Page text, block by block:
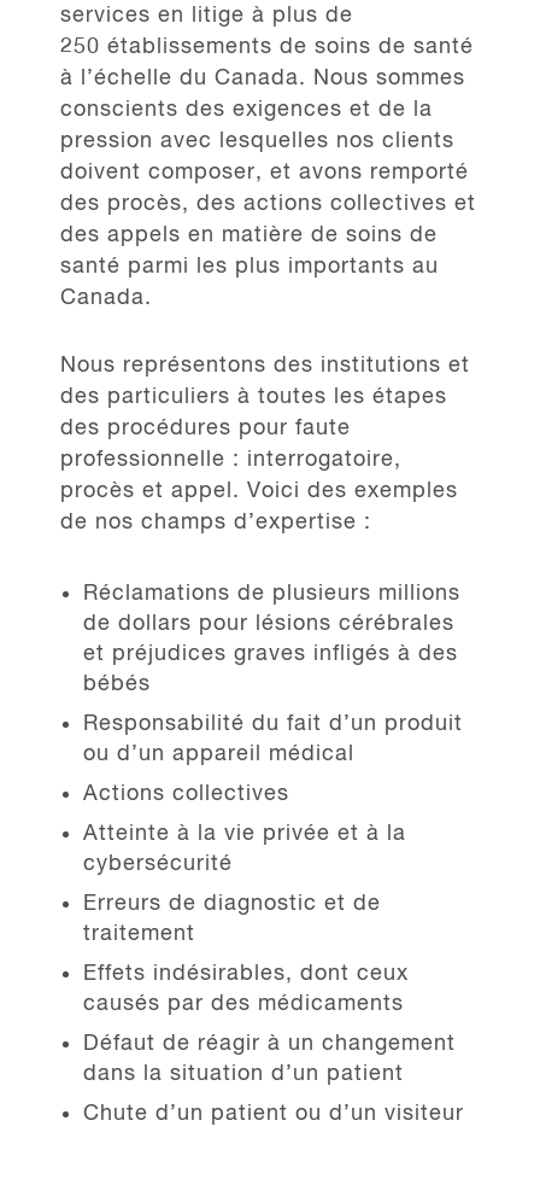
services en litige à plus de
250 établissements de soins de santé
à l’échelle du Canada. Nous sommes
conscients des exigences et de la
pression avec lesquelles nos clients
doivent composer, et avons remporté
des procès, des actions collectives et
des appels en matière de soins de
santé parmi les plus importants au
Canada.
Nous représentons des institutions et
des particuliers à toutes les étapes
des procédures pour faute
professionnelle : interrogatoire,
procès et appel. Voici des exemples
de nos champs d’expertise :
Réclamations de plusieurs millions
de dollars pour lésions cérébrales
et préjudices graves infligés à des
bébés
Responsabilité du fait d’un produit
ou d’un appareil médical
Actions collectives
Atteinte à la vie privée et à la
cybersécurité
Erreurs de diagnostic et de
traitement
Effets indésirables, dont ceux
causés par des médicaments
Défaut de réagir à un changement
dans la situation d’un patient
Chute d’un patient ou d’un visiteur